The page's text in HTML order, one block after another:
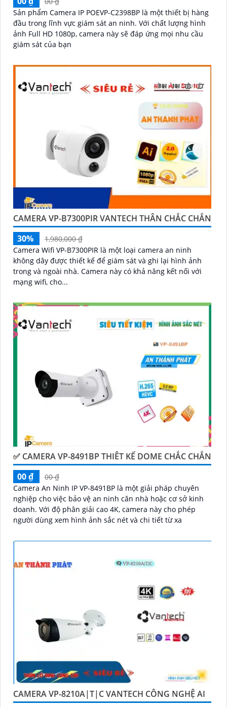
Sản phẩm Camera IP POEVP-C2398BP là một thiết bị hàng
đầu trong lĩnh vực giám sát an ninh. Với chất lượng hình
ảnh Full HD 1080p, camera này sẽ đáp ứng mọi nhu cầu
giám sát của bạn
CAMERA VP-B7300PIR VANTECH THÂN CHẮC CHẮN
30%
1,980,000 ₫
Camera Wifi VP-B7300PIR là một loại camera an ninh
không dây được thiết kế để giám sát và ghi lại hình ảnh
trong và ngoài nhà. Camera này có khả năng kết nối với
mạng wifi, cho...
✅ CAMERA VP-8491BP THIÊT KẾ DOME CHẮC CHẮN
00 ₫
00 ₫
Camera An Ninh IP VP-8491BP là một giải pháp chuyên
nghiệp cho việc bảo vệ an ninh căn nhà hoặc cơ sở kinh
doanh. Với độ phân giải cao 4K, camera này cho phép
người dùng xem hình ảnh sắc nét và chi tiết từ xa
CAMERA VP-8210A|T|C VANTECH CÔNG NGHỆ AI